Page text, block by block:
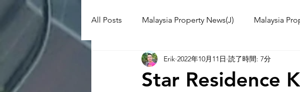
All Posts Malaysia Property News(J) Malaysia
Aunty Aya Blog(J) Aunty Aya's kitchen(J)
Star Residence
Erik 2022年10月11日 読了時間: 7分